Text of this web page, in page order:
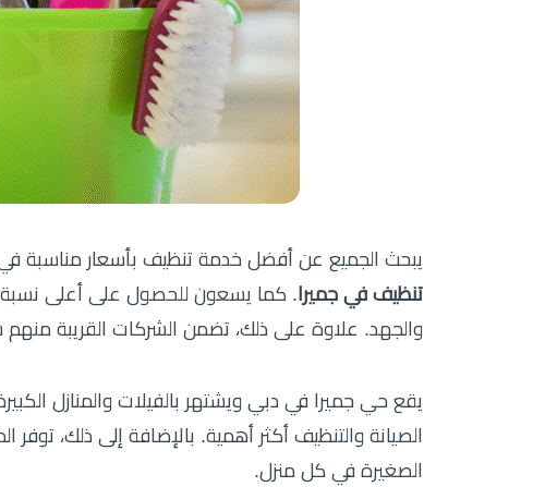
يبحث الجميع عن أفضل خدمة تنظيف بأسعار مناسبة
تنظيف في جميرا
والجهد. علاوة على ذلك، تضمن الشركات القريبة
يقع حي جميرا في دبي ويشتهر بالفيلات والمنازل
الصيانة والتنظيف أكثر أهمية. بالإضافة إلى ذلك،
الصغيرة في كل منزل.